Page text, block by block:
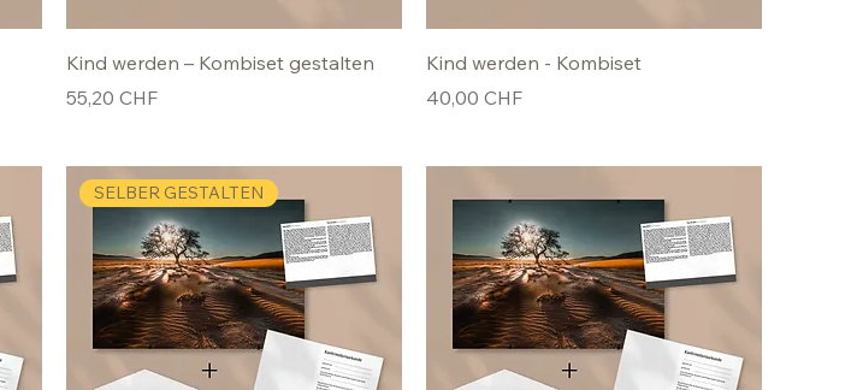
Kind werden – Kombiset gestalten
Preis
55,20 CHF
Kind werden - Kombiset
Preis
40,00 CHF
SELBER GESTALTEN